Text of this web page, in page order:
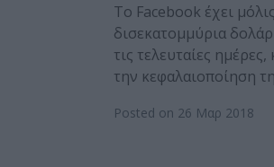
Το Facebook έχει
δισεκατομμύρια
τις τελευταίες
την κεφαλαιοποίηση
Posted on 26 Μαρ 2018